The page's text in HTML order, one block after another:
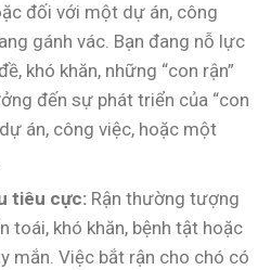
đối với một dự án, công
gánh vác. Bạn đang nỗ lực
khó khăn, những “con rận”
đến sự phát triển của “con
án, công việc, hoặc một
tiêu cực: Rận thường tượng
toái, khó khăn, bệnh tật hoặc
mắn. Việc bắt rận cho chó có